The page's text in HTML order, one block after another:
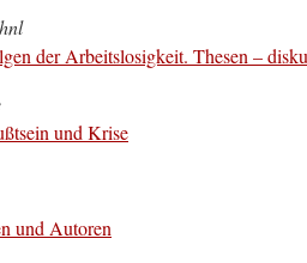
der Arbeitslosigkeit. Thesen –
und Krise
und Autoren